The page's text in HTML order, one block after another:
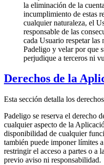
la eliminación de la
incumplimiento de estas
cualquier naturaleza, el
responsable de las
cada Usuario respetar las
Padeligo y velar por que
perjudique a terceros ni
Derechos de la
Esta sección detalla los
Padeligo se reserva el derecho
cualquier aspecto de la
disponibilidad de cualquier
también puede imponer límites
restringir el acceso a partes o a
previo aviso ni responsabilidad.